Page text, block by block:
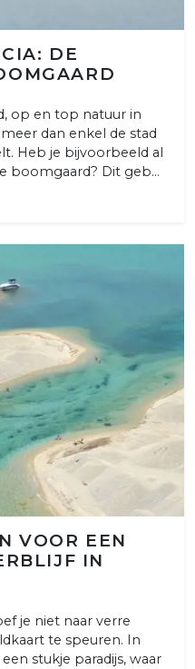
DE
op en top natuur in
dan enkel de stad
Heb je bijvoorbeeld al
boomgaard? Dit geb...
VOOR EEN
IN
je niet naar verre
te speuren. In
stukje paradijs, waar